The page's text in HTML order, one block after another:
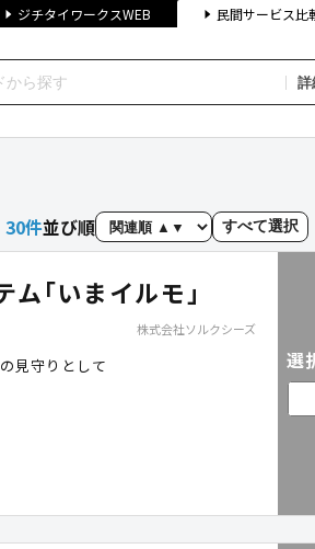
ジチタイワークスWEB 民間サービス比
詳
ービス比較
30件並び順 すべて選択
ム｢いまイルモ｣
株式会社ソルクシーズ
見守りとして 選